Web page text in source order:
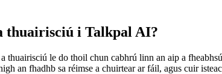
thuairisciú i Talkpal AI?
thuairisciú le do thoil chun cabhrú linn an aip a
an fhadhb sa réimse a chuirtear ar fáil, agus cuir